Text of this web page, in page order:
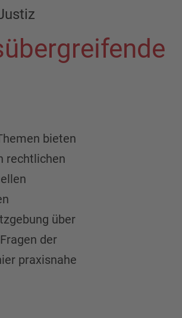
bieten
rechtlichen
über
der
praxisnahe